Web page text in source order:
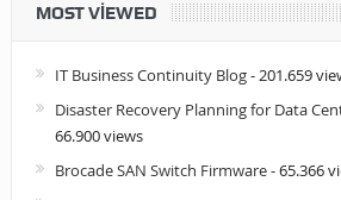
MOST VIEWED
IT Business Continuity Blog- 201.659
Disaster Recovery Planning for Data
66.900 views
Brocade SAN Switch Firmware- 65.366